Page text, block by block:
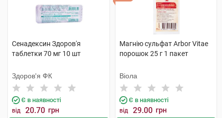
Сенадексин Здоров'я
таблетки 70 мг 10 шт
Здоров'я ФК
Є в наявності
від 20.70 грн
Магнію сульфат Arbor Vitae
порошок 25 г 1 пакет
Віола
Є в наявності
від 29.00 грн